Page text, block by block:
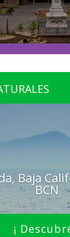
Baja
BCN
¡